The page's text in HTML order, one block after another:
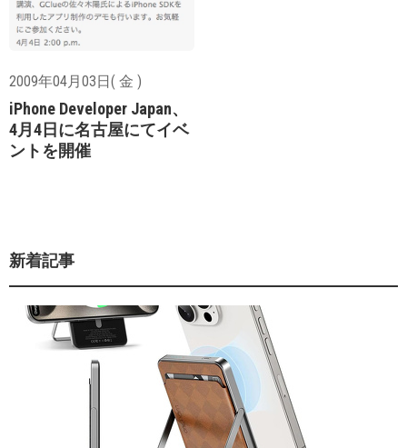
2009年04月03日( 金 )
iPhone Developer Japan、
4月4日に名古屋にてイベ
ントを開催
新着記事